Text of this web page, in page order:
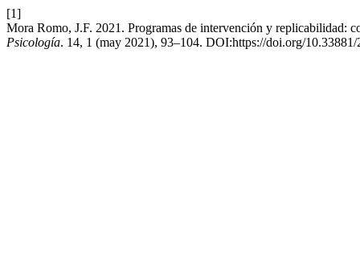
[1]
Mora Romo, J.F. 2021. Programas de intervención y replicabilidad:
Psicología. 14, 1 (may 2021), 93–104. DOI:https://doi.org/